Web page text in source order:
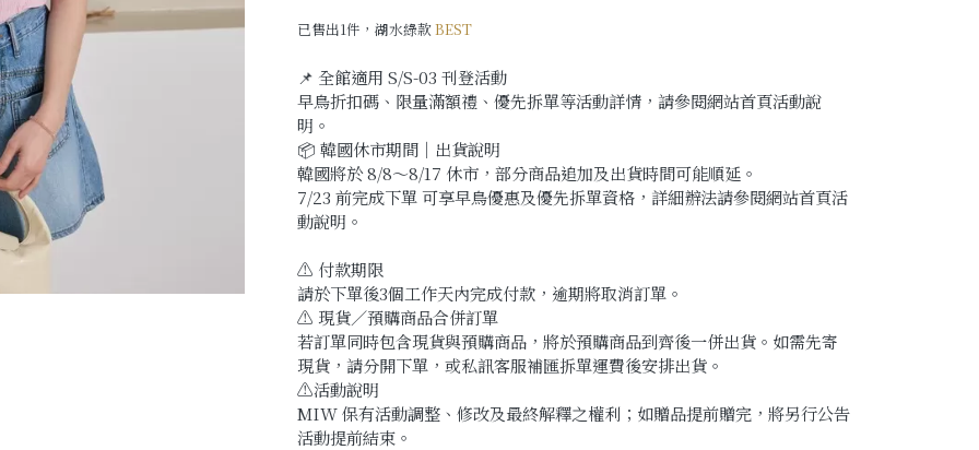
已售出1件，湖水綠款BEST
📌 全館適用 S/S-03 刊登活動
早鳥折扣碼、限量滿額禮、優先拆單等活動詳情，請參閱網站首頁活動說
明。
📦 韓國休市期間｜出貨說明
韓國將於 8/8～8/17 休市，部分商品追加及出貨時間可能順延。
7/23 前完成下單 可享早鳥優惠及優先拆單資格，詳細辦法請參閱網站首頁活
動說明。
⚠️ 付款期限
請於下單後3個工作天內完成付款，逾期將取消訂單。
⚠️ 現貨／預購商品合併訂單
若訂單同時包含現貨與預購商品，將於預購商品到齊後一併出貨。如需先寄
現貨，請分開下單，或私訊客服補匯拆單運費後安排出貨。
⚠️活動說明
MIW 保有活動調整、修改及最終解釋之權利；如贈品提前贈完，將另行公告
活動提前結束。